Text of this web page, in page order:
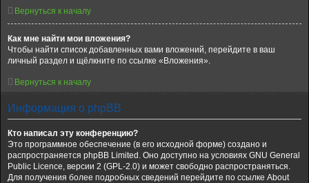
Вернуться к началу
Как мне найти мои вложения?
Чтобы найти список добавленных вами вложений, перейдите в ваш
личный раздел и щёлкните по ссылке «Вложения».
Вернуться к началу
Информация о phpBB
Кто написал эту конференцию?
Это программное обеспечение (в его исходной форме) создано и
распространяется phpBB Limited. Оно доступно на условиях GNU General
Public Licence, версии 2 (GPL-2.0) и может свободно распространяться.
Для получения более подробных сведений перейдите по ссылке About